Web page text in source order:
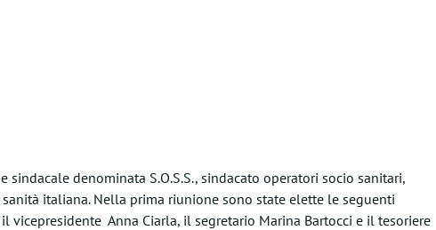
sindacale denominata S.O.S.S., sindacato operatori socio sanitari,
italiana. Nella prima riunione sono state elette le seguenti
vicepresidente Anna Ciarla, il segretario Marina Bartocci e il tesoriere